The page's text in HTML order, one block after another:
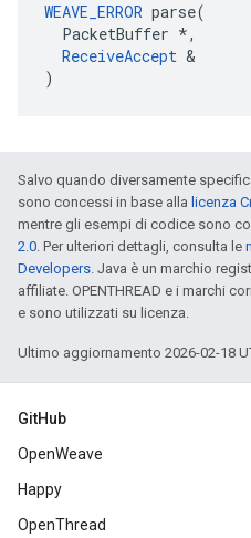
WEAVE_ERROR parse(
  PacketBuffer *,
ReceiveAccept &
)
Salvo quando diversamente
sono concessi in base alla licenza
mentre gli esempi di codice sono
2.0. Per ulteriori dettagli, consulta le
Developers. Java è un marchio
affiliate. OPENTHREAD e i marchi
e sono utilizzati su licenza.
Ultimo aggiornamento 2026-02-18
GitHub
OpenWeave
Happy
OpenThread